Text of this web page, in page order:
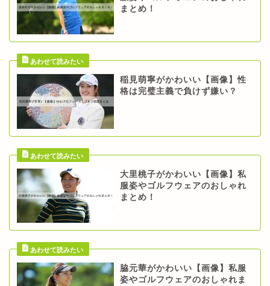
まとめ！
稲見萌寧がかわいい【画像】性
格は完璧主義で負けず嫌い？
大里桃子がかわいい【画像】私
服姿やゴルフウェアのおしゃれ
まとめ！
脇元華がかわいい【画像】私服
姿やゴルフウェアのおしゃれま